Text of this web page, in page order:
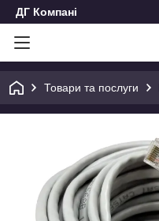
ДГ Компані
Товари та послуги